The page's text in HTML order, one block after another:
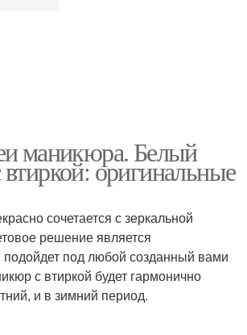
маникюра. Белый
оригинальные
сочетается с зеркальной
решение является
под любой созданный вами
с втиркой будет гармонично
и в зимний период.